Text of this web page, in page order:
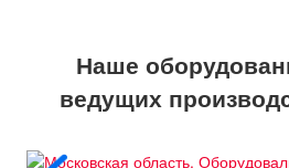
Наше
ведущих